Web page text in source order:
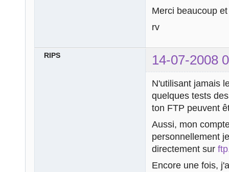
Merci beaucoup
rv
RIPS 14-07-2008
N'utilisant jamais
quelques tests
ton FTP peuvent
Aussi, mon
personnellement
directement sur
Encore une fois,